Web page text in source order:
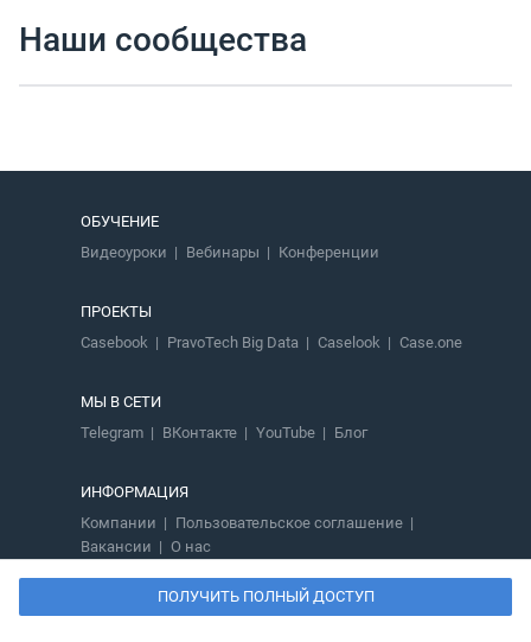
ПОЛУЧИТЬ ПОЛНЫЙ ДОСТУП
Наши сообщества
ОБУЧЕНИЕ
Видеоуроки
Вебинары Конференции
ПРОЕКТЫ
Casebook
PravoTech Big Data Caselook Case.one
МЫ В СЕТИ
Telegram
ВКонтакте YouTube Блог
ИНФОРМАЦИЯ
Компании
Пользовательское соглашение
Вакансии
О нас